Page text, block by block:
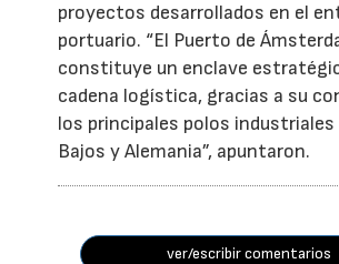
proyectos desarrollados en el
portuario. “El Puerto de
constituye un enclave
cadena logística, gracias a su
los principales polos industriales
Bajos y Alemania”, apuntaron.
ver/escribir comentarios